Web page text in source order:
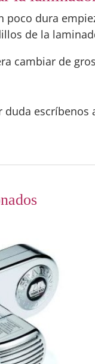
poco dura
de la
cambiar de
duda escríbenos